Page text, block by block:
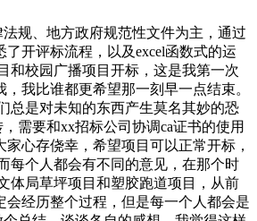
规、地方政府规范性文件为主，通过
开评标流程，以及excel函数式的运
和校园广播项目开标，这是我第一次
我比谁都更希望那一刻早一点结束。
总是对未知的东西产生莫名其妙的恐
需要和xx招标公司协调ca证书的使用
心存侥幸，希望项目可以正常开标，
每个人都会有不同的意见，在那个时
体局草坪项目和塑胶跑道项目，从前
经历整个过程，但是每一个人都会是